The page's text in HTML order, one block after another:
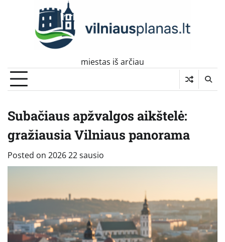
miestas iš arčiau
Subačiaus apžvalgos aikštelė:
gražiausia Vilniaus panorama
Posted on 2026 22 sausio